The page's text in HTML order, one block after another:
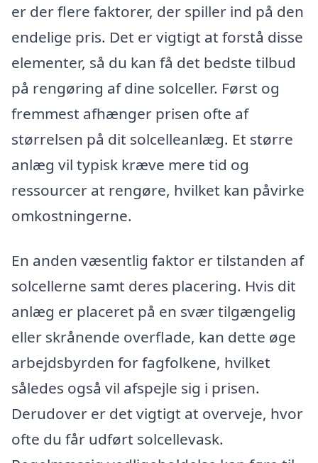
er der flere faktorer, der spiller ind på den
endelige pris. Det er vigtigt at forstå disse
elementer, så du kan få det bedste tilbud
på rengøring af dine solceller. Først og
fremmest afhænger prisen ofte af
størrelsen på dit solcelleanlæg. Et større
anlæg vil typisk kræve mere tid og
ressourcer at rengøre, hvilket kan påvirke
omkostningerne.
En anden væsentlig faktor er tilstanden af
solcellerne samt deres placering. Hvis dit
anlæg er placeret på en svær tilgængelig
eller skrånende overflade, kan dette øge
arbejdsbyrden for fagfolkene, hvilket
således også vil afspejle sig i prisen.
Derudover er det vigtigt at overveje, hvor
ofte du får udført solcellevask.